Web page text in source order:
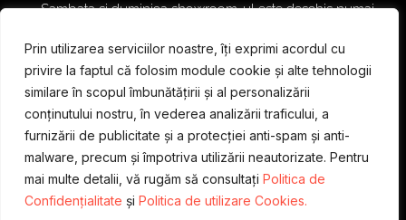
Prin utilizarea serviciilor noastre, îți exprimi acordul cu
privire la faptul că folosim module cookie și alte tehnologii
similare în scopul îmbunătățirii și al personalizării
conținutului nostru, în vederea analizării traficului, a
furnizării de publicitate și a protecției anti-spam și anti-
malware, precum și împotriva utilizării neautorizate. Pentru
mai multe detalii, vă rugăm să consultați Politica de
Confidențialitate și Politica de utilizare Cookies.
Sambata si duminica showroom-ul este deschis numai